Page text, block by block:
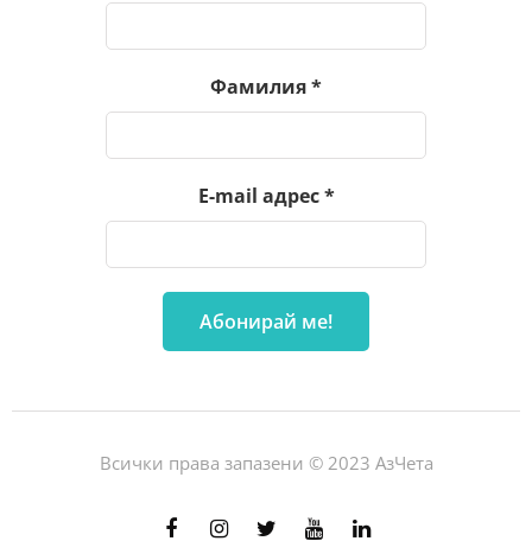
Фамилия*
E-mail адрес*
Всички права запазени © 2023 АзЧета